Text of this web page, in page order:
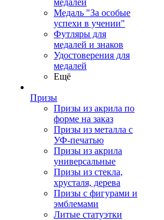
медалей
Медаль "За особые
успехи в учении"
Футляры для
медалей и знаков
Удостоверения для
медалей
Ещё
Призы
Призы из акрила по
форме на заказ
Призы из металла с
УФ-печатью
Призы из акрила
универсальные
Призы из стекла,
хрусталя, дерева
Призы с фигурами и
эмблемами
Литые статуэтки